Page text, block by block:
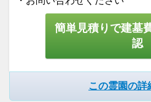
簡単見積りで建墓
認
この霊園の詳